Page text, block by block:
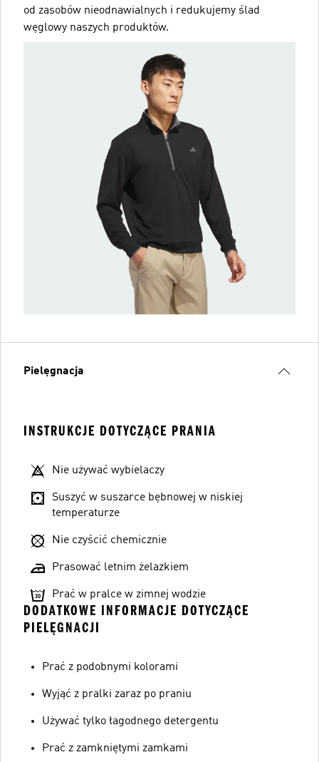
od zasobów nieodnawialnych i redukujemy ślad
węglowy naszych produktów.
Pielęgnacja
INSTRUKCJE DOTYCZĄCE PRANIA
Nie używać wybielaczy
Suszyć w suszarce bębnowej w niskiej
temperaturze
Nie czyścić chemicznie
Prasować letnim żelazkiem
Prać w pralce w zimnej wodzie
DODATKOWE INFORMACJE DOTYCZĄCE
PIELĘGNACJI
Prać z podobnymi kolorami
Wyjąć z pralki zaraz po praniu
Używać tylko łagodnego detergentu
Prać z zamkniętymi zamkami